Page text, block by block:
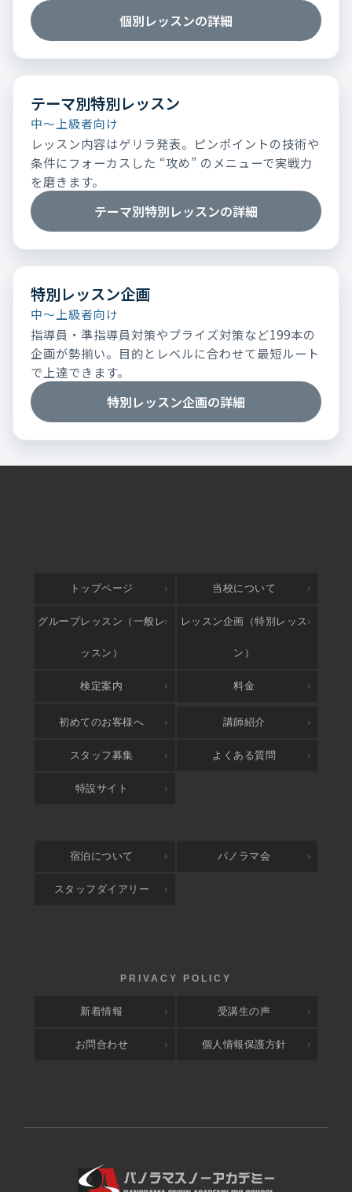
個別レッスンの詳細
テーマ別特別レッスン
中～上級者向け
レッスン内容はゲリラ発表。ピンポイントの技術や
条件にフォーカスした “攻め” のメニューで実戦力
を磨きます。
テーマ別特別レッスンの詳細
特別レッスン企画
中～上級者向け
指導員・準指導員対策やプライズ対策など199本の
企画が勢揃い。目的とレベルに合わせて最短ルート
で上達できます。
特別レッスン企画の詳細
トップページ 当校について
グループレッスン（一般レ
ッスン）
レッスン企画（特別レッス
ン）
検定案内 料金
アクセス
初めてのお客様へ 講師紹介
スタッフ募集 よくある質問
特設サイト
宿泊について パノラマ会
スタッフダイアリー
新着情報 受講生の声
お問合わせ 個人情報保護方針